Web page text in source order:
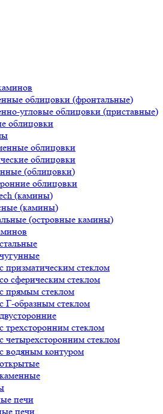
облицовки (фронтальные)
угловые облицовки (приставные)
облицовки
облицовки
облицовки
(облицовки)
облицовки
(камины)
(камины)
(островные камины)
призматическим стеклом
сферическим стеклом
прямым стеклом
Г-образным стеклом
трехсторонним стеклом
четырехсторонним стеклом
водяным контуром
печи
печи